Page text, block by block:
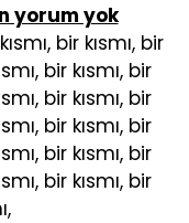
yorum yok
bir kısmı, bir
bir kısmı, bir
bir kısmı, bir
bir kısmı, bir
bir kısmı, bir
bir kısmı, bir